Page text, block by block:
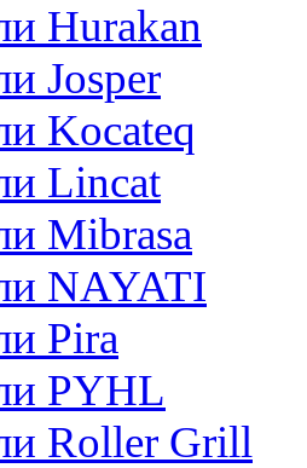
Hurakan
Josper
Kocateq
Lincat
Mibrasa
NAYATI
Pira
PYHL
Roller Grill